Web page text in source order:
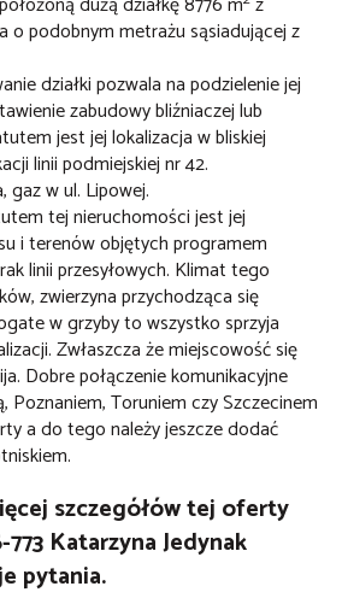
o podobnym metrażu sąsiadującej z
działki pozwala na podzielenie jej
zabudowy bliźniaczej lub
jest jej lokalizacja w bliskiej
linii podmiejskiej nr 42.
gaz w ul. Lipowej.
tej nieruchomości jest jej
i terenów objętych programem
linii przesyłowych. Klimat tego
zwierzyna przychodząca się
w grzyby to wszystko sprzyja
Zwłaszcza że miejscowość się
Dobre połączenie komunikacyjne
Poznaniem, Toruniem czy Szczecinem
a do tego należy jeszcze dodać
szczegółów tej oferty
Katarzyna Jedynak
pytania.